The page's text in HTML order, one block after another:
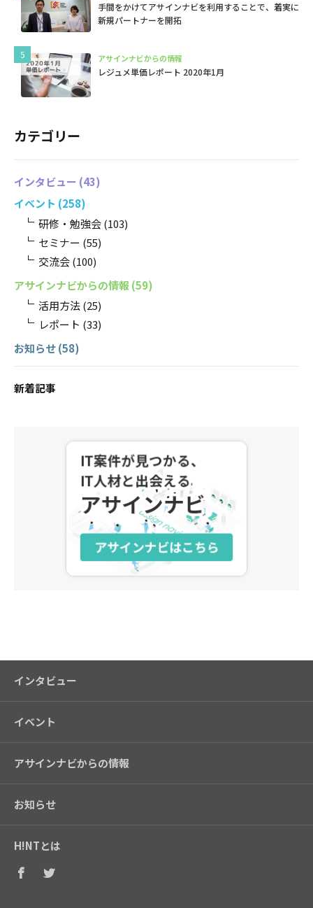
手間をかけてアサインナビを利用することで、着実に
新規パートナーを開拓
アサインナビからの情報
レジュメ単価レポート 2020年1月
カテゴリー
インタビュー (43)
イベント (258)
研修・勉強会(103)
セミナー (55)
交流会(100)
アサインナビからの情報 (59)
活用方法(25)
レポート (33)
お知らせ(58)
新着記事
インタビュー
イベント
アサインナビからの情報
お知らせ
H!NTとは
Facebook